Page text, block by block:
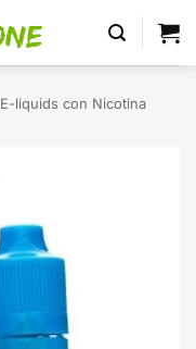
E-liquids con Nicotina